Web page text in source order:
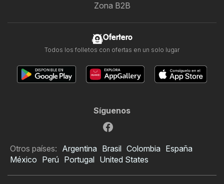
Zona B2B
Ofertero
Todos los folletos con ofertas en un solo lugar
Síguenos
Otros países: Argentina Brasil Colombia España
México Perú Portugal United States